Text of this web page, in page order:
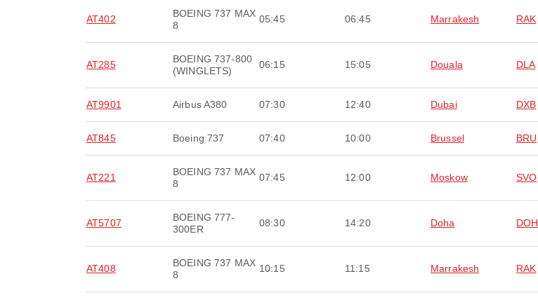
AT402
BOEING 737 MAX
8
05:45 06:45 Marrakesh RAK
AT285
BOEING 737-800
(WINGLETS)
06:15 15:05 Douala DLA
AT9901 Airbus A380 07:30 12:40 Dubai DXB
AT845 Boeing 737 07:40 10:00 Brussel BRU
AT221
BOEING 737 MAX
8
07:45 12:00 Moskow SVO
AT5707
BOEING 777-
300ER
08:30 14:20 Doha DOH
AT408
BOEING 737 MAX
8
10:15 11:15 Marrakesh RAK